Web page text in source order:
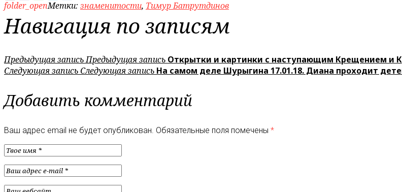
folder_openМетки: знаменитости, Тимур Батрутдинов
Навигация по записям
Предыдущая записьПредыдущая запись Открытки и картинки с наступающим Крещением и
Следующая запись Следующая запись На самом деле Шурыгина 17.01.18. Диана проходит
Добавить комментарий
Ваш адрес email не будет опубликован. Обязательные поля помечены *